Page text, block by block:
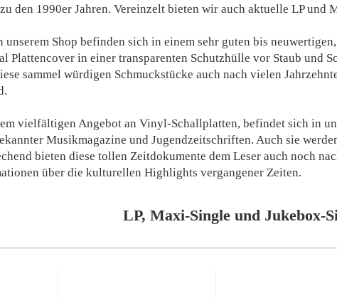
den 1990er Jahren. Vereinzelt bieten wir auch aktuelle LP und
Shop befinden sich in einem sehr guten bis
Plattencover in einer transparenten Schutzhülle vor Staub und
sammel würdigen Schmuckstücke auch nach vielen
vielfältigen Angebot an Vinyl-Schallplatten, befindet sich in
Musikmagazine und Jugendzeitschriften. Auch sie
bieten diese tollen Zeitdokumente dem Leser auch noch
über die kulturellen Highlights vergangener Zeiten.
LP, Maxi-Single und Jukebox-